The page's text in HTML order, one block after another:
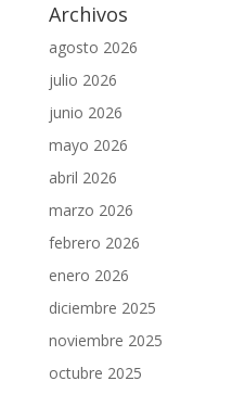
Archivos
agosto 2026
julio 2026
junio 2026
mayo 2026
abril 2026
marzo 2026
febrero 2026
enero 2026
diciembre 2025
noviembre 2025
octubre 2025